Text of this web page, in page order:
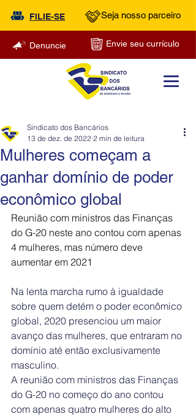
FILIE-SE Seja nosso parceiro
Denuncie Envie seu currículo
Mulheres começam a
ganhar domínio de poder
econômico global
Sindicato dos Bancários
13 de dez. de 2022 2 min de leitura
Reunião com ministros das Finanças
do G-20 neste ano contou com apenas
4 mulheres, mas número deve
aumentar em 2021
Na lenta marcha rumo à igualdade
sobre quem detém o poder econômico
global, 2020 presenciou um maior
avanço das mulheres, que entraram no
domínio até então exclusivamente
masculino.
A reunião com ministros das Finanças
do G-20 no começo do ano contou
com apenas quatro mulheres do alto